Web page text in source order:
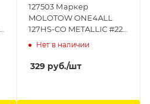
127503 Маркер
MOLOTOW ONE4ALL
127HS-CO METALLIC #225
Розовый 1,5 мм
Нет в наличии
329 руб./шт